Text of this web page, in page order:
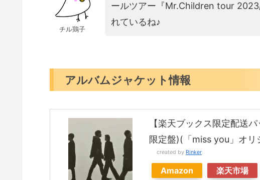
チル鶏子
ールツアー『Mr.Children tour
れているね♪
アルバムジャケット情報
【楽天ブックス限定配送
限定盤)(「miss you」オ
created by Rinker
Amazon 楽天市場